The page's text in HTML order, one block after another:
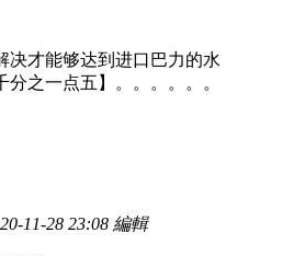
决才能够达到进口巴力的水
之一点五】。。。。。。
11-28 23:08 編輯